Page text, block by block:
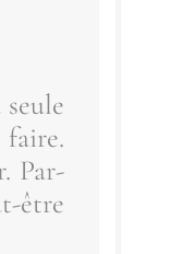
seule
faire.
Par­